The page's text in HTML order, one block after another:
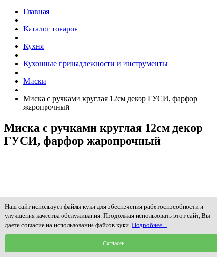
Главная
Каталог товаров
Кухня
Кухонные принадлежности и инструменты
Миски
Миска с ручками круглая 12см декор ГУСИ, фарфор
жаропрочный
Миска с ручками круглая 12см декор
ГУСИ, фарфор жаропрочный
Наш сайт использует файлы куки для обеспечения работоспособности и
улучшения качества обслуживания. Продолжая использовать этот сайт, Вы
даете согласие на использование файлов куки. Подробнее...
Согласен